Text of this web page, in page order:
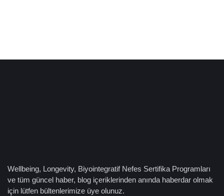
Wellbeing, Longevity, Biyointegratif Nefes Sertifika Programları
ve tüm güncel haber, blog içeriklerinden anında haberdar olmak
için lütfen bültenlerimize üye olunuz.